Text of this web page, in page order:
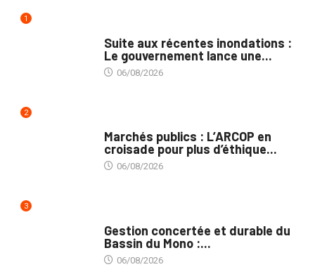
1
Suite aux récentes inondations :
Le gouvernement lance une...
06/08/2026
2
Marchés publics : L’ARCOP en
croisade pour plus d’éthique...
06/08/2026
3
Gestion concertée et durable du
Bassin du Mono :...
06/08/2026